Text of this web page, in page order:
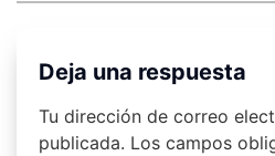
Deja una respuesta
Tu dirección de correo
publicada. Los campos